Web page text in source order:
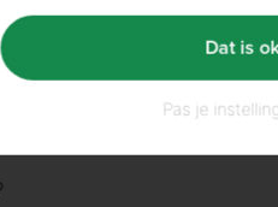
breekt, als je in de
te doen. Je
twijfels.
Pas je
Dat is